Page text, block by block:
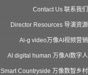
Contact Us 联系我们
Director Resources 导演资源
Ai-g video万像AI视频营销
AI digital human 万像AI数字人
Smart Countryside 万像数智乡村